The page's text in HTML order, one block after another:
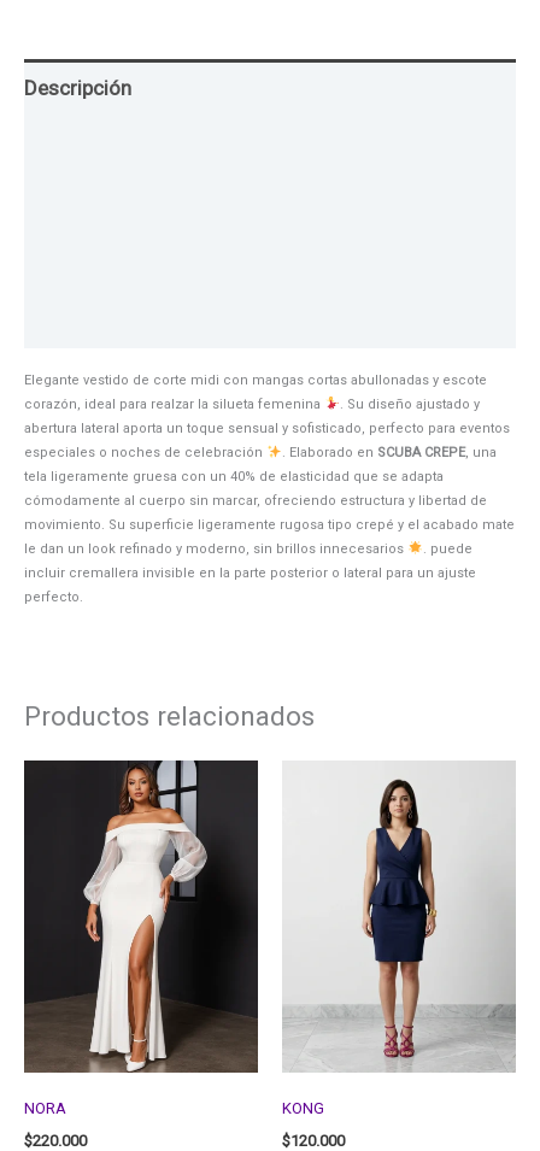
Descripción
Elegante vestido de corte midi con mangas cortas abullonadas y escote
corazón, ideal para realzar la silueta femenina
. Su diseño ajustado y
abertura lateral aporta un toque sensual y sofisticado, perfecto para eventos
especiales o noches de celebración
. Elaborado en SCUBA CREPE, una
tela ligeramente gruesa con un 40% de elasticidad que se adapta
cómodamente al cuerpo sin marcar, ofreciendo estructura y libertad de
movimiento. Su superficie ligeramente rugosa tipo crepé y el acabado mate
le dan un look refinado y moderno, sin brillos innecesarios
. puede
incluir cremallera invisible en la parte posterior o lateral para un ajuste
perfecto.
Productos relacionados
NORA
$220.000
KONG
$120.000